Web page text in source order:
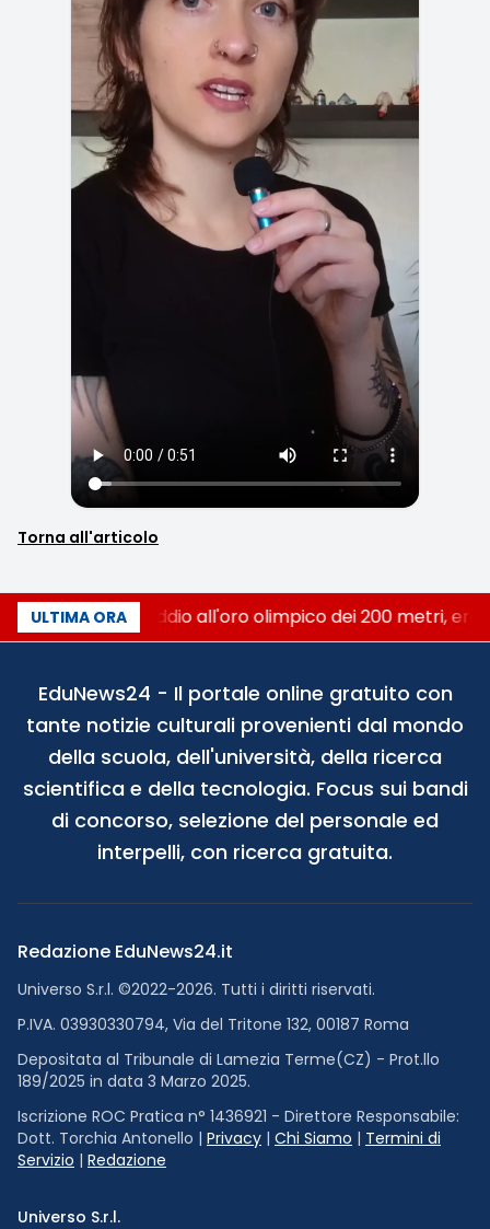
Torna all'articolo
ULTIMA ORA
Livio Berruti, addio all'oro olimpico dei 200 metri,
EduNews24 - Il portale online gratuito con
tante notizie culturali provenienti dal mondo
della scuola, dell'università, della ricerca
scientifica e della tecnologia. Focus sui bandi
di concorso, selezione del personale ed
interpelli, con ricerca gratuita.
Redazione EduNews24.it
Universo S.r.l. ©2022-2026. Tutti i diritti riservati.
P.IVA. 03930330794, Via del Tritone 132, 00187 Roma
Depositata al Tribunale di Lamezia Terme(CZ) - Prot.llo
189/2025 in data 3 Marzo 2025.
Iscrizione ROC Pratica n° 1436921 - Direttore Responsabile:
Dott. Torchia Antonello | Privacy | Chi Siamo | Termini di
Servizio | Redazione
Universo S.r.l.